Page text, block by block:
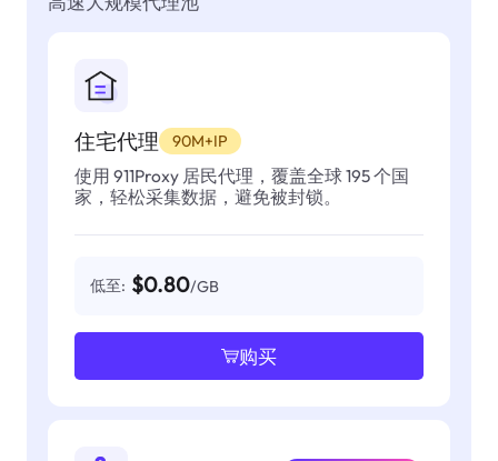
住宅代理 90M+IP
使用 911Proxy 居民代理，覆盖全球 195 个国
家，轻松采集数据，避免被封锁。
低至: $0.80/GB
购买